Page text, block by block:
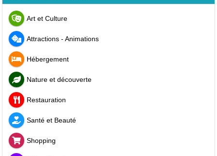
Art et Culture
Attractions - Animations
Hébergement
Nature et découverte
Restauration
Santé et Beauté
Shopping